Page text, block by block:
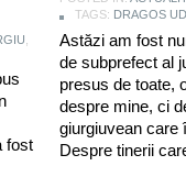
TAGS: DRAGOS
Astăzi am fost
de subprefect al
presus de toate,
despre mine, ci
giurgiuvean care
Despre tinerii
fost